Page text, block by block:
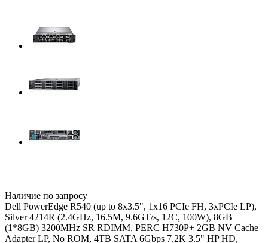
Наличие по запросу
Dell PowerEdge R540 (up to 8x3.5", 1x16 PCIe FH, 3xPCIe LP),
Silver 4214R (2.4GHz, 16.5M, 9.6GT/s, 12C, 100W), 8GB
(1*8GB) 3200MHz SR RDIMM, PERC H730P+ 2GB NV Cache
Adapter LP, No ROM, 4TB SATA 6Gbps 7.2K 3.5" HP HD,